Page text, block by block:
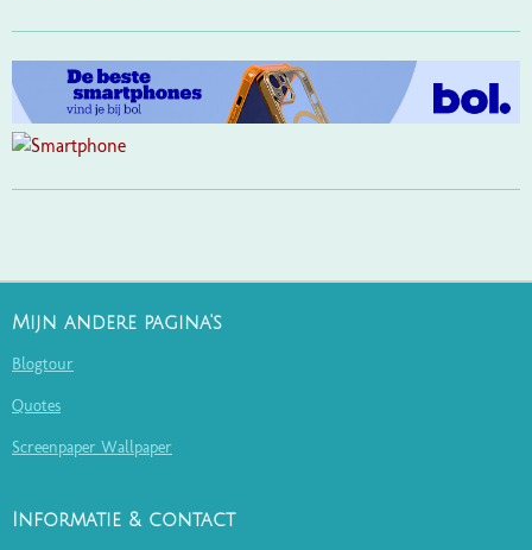
Mijn andere pagina's
Blogtour
Quotes
Screenpaper Wallpaper
Informatie & contact